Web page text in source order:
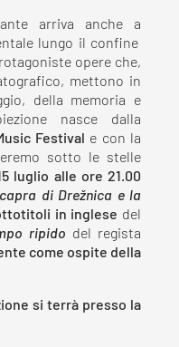
arriva anche a
lungo il confine
opere che,
mettono in
della memoria e
nasce dalla
Festival
e con la
sotto le stelle
luglio alle ore 21.00
di Drežnica e la
in inglese del
ripido del regista
come ospite della
si terrà presso la